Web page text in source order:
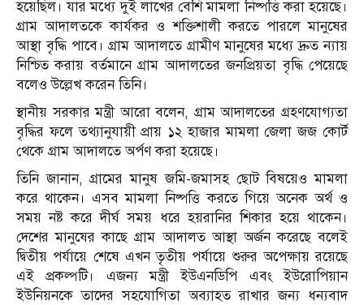
হয়েছিল। যার মধ্যে দুই লাখের বেশি মামলা নিষ্পত্তি করা হয়েছে।
গ্রাম আদালতকে কার্যকর ও শক্তিশালী করতে পারলে মানুষের
আস্থা বৃদ্ধি পাবে। গ্রাম আদালতে গ্রামীণ মানুষের মধ্যে দ্রুত ন্যায়
নিশ্চিত করায় বর্তমানে গ্রাম আদালতের জনপ্রিয়তা বৃদ্ধি পেয়েছে
বলেও উল্লেখ করেন তিনি।
স্থানীয় সরকার মন্ত্রী আরো বলেন, গ্রাম আদালতের গ্রহণযোগ্যতা
বৃদ্ধির ফলে তথ্যানুযায়ী প্রায় ১২ হাজার মামলা জেলা জজ কোর্ট
থেকে গ্রাম আদালতে অর্পণ করা হয়েছে।
তিনি জানান, গ্রামের মানুষ জমি-জমাসহ ছোট বিষয়েও মামলা
করে থাকেন। এসব মামলা নিষ্পত্তি করতে গিয়ে অনেক অর্থ ও
সময় নষ্ট করে দীর্ঘ সময় ধরে হয়রানির শিকার হয়ে থাকেন।
দেশের মানুষের কাছে গ্রাম আদালত আস্থা অর্জন করেছে বলেই
দ্বিতীয় পর্যায়ে শেষে এখন তৃতীয় পর্যায়ে শুরুর অপেক্ষায় রয়েছে
এই প্রকল্পটি। এজন্য মন্ত্রী ইউএনডিপি এবং ইউরোপিয়ান
ইউনিয়নকে তাদের সহযোগিতা অব্যাহত রাখার জন্য ধন্যবাদ